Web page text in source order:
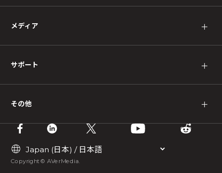
メディア ＋
サポート ＋
その他 ＋
Copyright © AVerMedia.